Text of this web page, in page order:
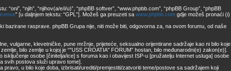
“oni”, “njih”, “njihov(a/e/i/u)”, “phpBB softver”, “www.phpbb.com”, “phpBB Group”, “phpBB
” [u daljnjem tekstu: “GPL”]. Možeš ga preuzeti sa www.phpbb.com gdje možeš pronaći (i)
bazirane rasprave. phpBB Grupa nije, niti može biti, odgovorna za, na ovom forumu, od naše
vulgarne, klevetničke, pune mržnje, prijeteće, seksualno orijentirane sadržaje kao ni bilo koje
bilo zemlje u kojoj je “"USS CROATIA" FORUM” hostan, bilo međunarodni(e) zakon(e)].
isključenje osobe [činitelja/ice] s foruma kao i obavijest ISP-u [pružatelju Internet usluga] osobe
svih postova služi upravo tome].
pravo, u bilo koje doba, izbrisati/urediti/premjestiti/zatvoriti teme/postove sa sadržajem koji